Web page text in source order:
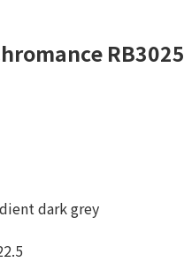
RB3025
dark grey